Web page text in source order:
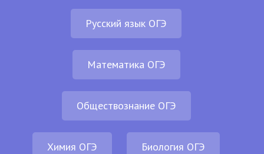
Русский язык ОГЭ
Математика ОГЭ
Обществознание ОГЭ
Химия ОГЭ Биология ОГЭ